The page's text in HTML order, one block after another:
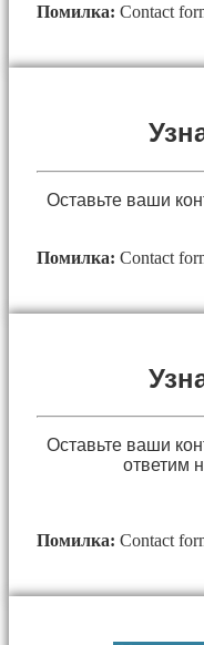
Помилка: Contact
Оставьте ваши
Помилка: Contact
Оставьте ваши
ответим
Помилка: Contact